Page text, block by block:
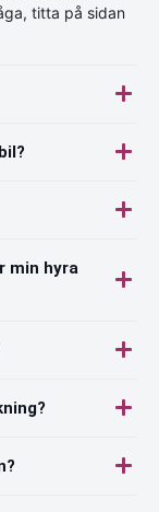
titta på sidan
min hyra